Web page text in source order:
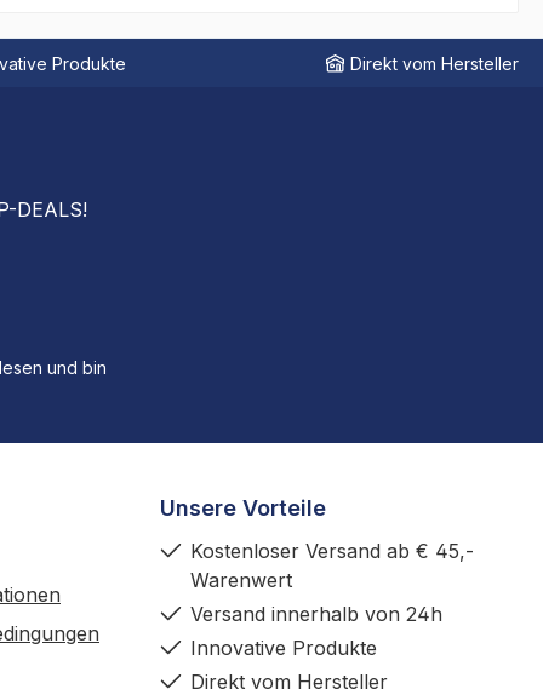
Produkte Direkt vom Hersteller
DEALS!
und bin
Unsere Vorteile
Kostenloser Versand ab € 45,-
Warenwert
Versand innerhalb von 24h
Innovative Produkte
Direkt vom Hersteller